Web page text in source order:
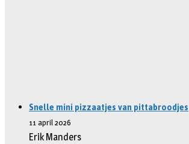
Snelle mini pizzaatjes van pittabroodjes
11 april 2026
Erik Manders